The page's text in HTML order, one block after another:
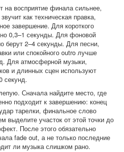
на восприятие финала сильнее,
как техническая правка,
завершение. Для короткого
0,3–1 секунды. Для фоновой
берут 2–4 секунды. Для песни,
или спокойного outro лучше
Для атмосферной музыки,
и длинных сцен используют
секунд.
Сначала найдите место, где
подходит к завершению: конец
тарелки, финальное слово
выделите участок от этой точки до
После этого обязательно
fade out, а не только последние
ли музыка слишком рано.